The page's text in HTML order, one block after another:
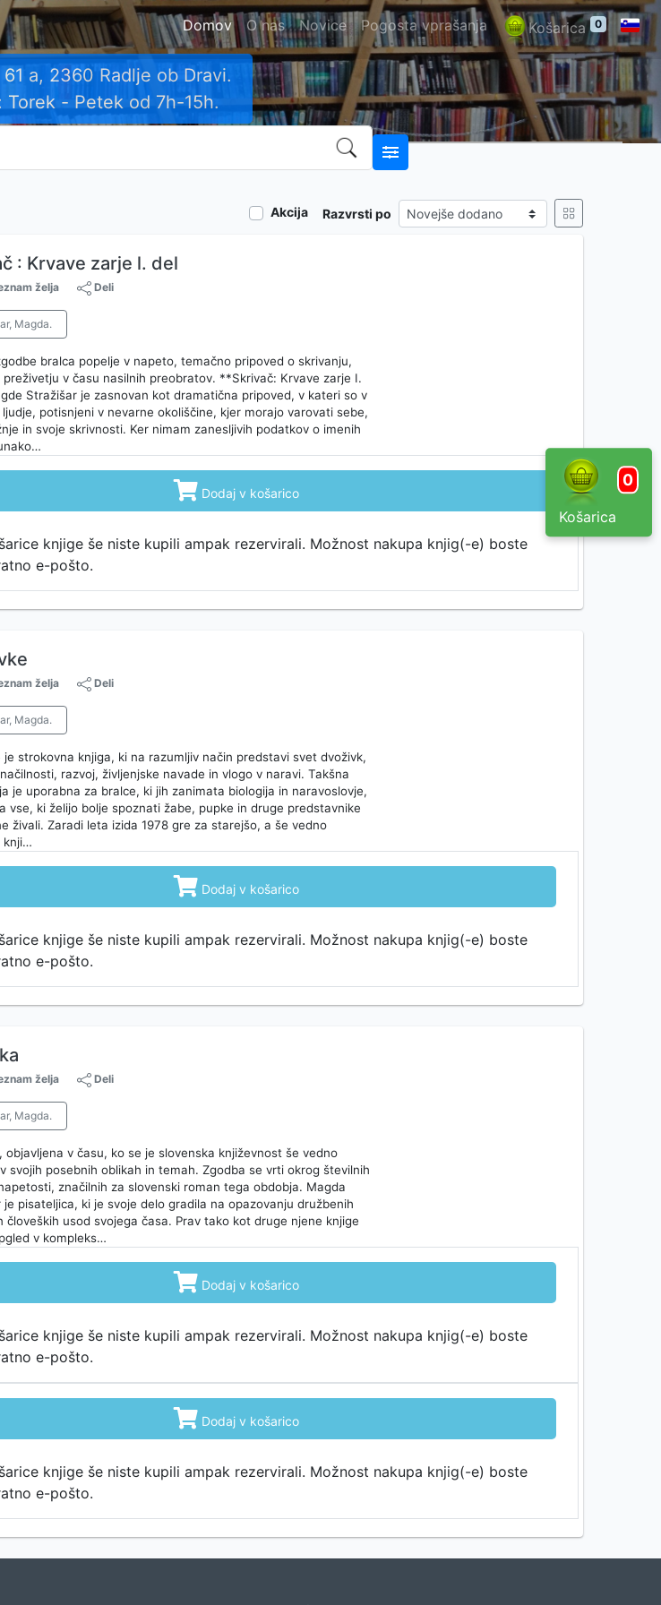
Domov O nas Novice Pogosta vprašanja Košarica 0
a, 2360 Radlje ob Dravi.
Torek - Petek od 7h-15h.
0
Košarica
Akcija Razvrsti po
: Krvave zarje l. del
želja Deli
Magda.
bralca popelje v napeto, temačno pripoved o skrivanju,
v času nasilnih preobratov. **Skrivač: Krvave zarje I.
Stražišar je zasnovan kot dramatična pripoved, v kateri so v
potisnjeni v nevarne okoliščine, kjer morajo varovati sebe,
in svoje skrivnosti. Ker nimam zanesljivih podatkov o imenih
 Dodaj v košarico
knjige še niste kupili ampak rezervirali. Možnost nakupa knjig(-e) boste
e-pošto.
želja Deli
Magda.
je strokovna knjiga, ki na razumljiv način predstavi svet dvoživk,
razvoj, življenjske navade in vlogo v naravi. Takšna
je uporabna za bralce, ki jih zanimata biologija in naravoslovje,
vse, ki želijo bolje spoznati žabe, pupke in druge predstavnike
živali. Zaradi leta izida 1978 gre za starejšo, a še vedno
knji…
 Dodaj v košarico
knjige še niste kupili ampak rezervirali. Možnost nakupa knjig(-e) boste
e-pošto.
želja Deli
Magda.
objavljena v času, ko se je slovenska književnost še vedno
svojih posebnih oblikah in temah. Zgodba se vrti okrog številnih
značilnih za slovenski roman tega obdobja. Magda
je pisateljica, ki je svoje delo gradila na opazovanju družbenih
človeških usod svojega časa. Prav tako kot druge njene knjige
v kompleks…
 Dodaj v košarico
knjige še niste kupili ampak rezervirali. Možnost nakupa knjig(-e) boste
e-pošto.
 Dodaj v košarico
knjige še niste kupili ampak rezervirali. Možnost nakupa knjig(-e) boste
e-pošto.